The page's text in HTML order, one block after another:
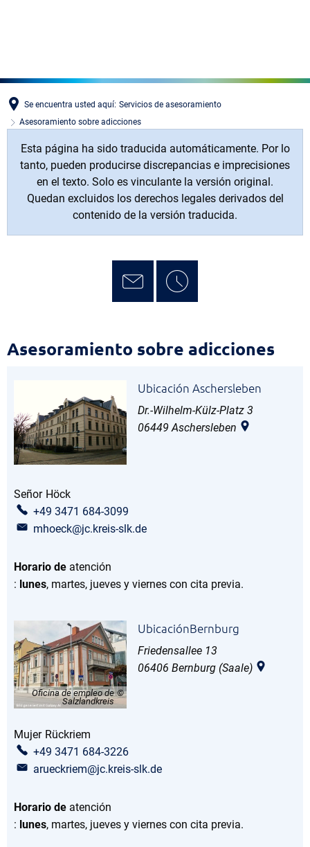
Se encuentra usted aquí: Servicios de asesoramiento
Asesoramiento sobre adicciones
Esta página ha sido traducida automáticamente. Por lo
tanto, pueden producirse discrepancias e imprecisiones
en el texto. Solo es vinculante la versión original.
Quedan excluidos los derechos legales derivados del
contenido de la versión traducida.
Asesoramiento
adicciones
Asesoramiento sobre adicciones
Ubicación Aschersleben
Dr.-Wilhelm-Külz-Platz 3
06449 Aschersleben
Señor Höck
+49 3471 684-3099
mhoeck@jc.kreis-slk.de
Horario de atención
: lunes, martes, jueves y viernes con cita previa.
Oficina de empleo de
Salzlandkreis
UbicaciónBernburg
Friedensallee 13
06406 Bernburg (Saale)
Mujer Rückriem
+49 3471 684-3226
arueckriem@jc.kreis-slk.de
Horario de atención
: lunes, martes, jueves y viernes con cita previa.